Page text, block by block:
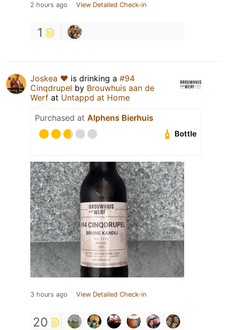
2 hours ago View Detailed Check-in
1
Joskea ❤️ is drinking a #94
Cinqdrupel by Brouwhuis aan de
Werf at Untappd at Home
Purchased at Alphens Bierhuis
Bottle
3 hours ago View Detailed Check-in
20